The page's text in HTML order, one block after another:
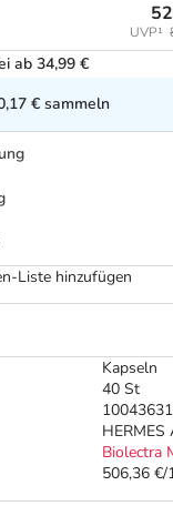
Kapseln
40 St
10043631
Biolectra
506,36 €/
UVP¹
ab 34,99 €
€ sammeln
Liste hinzufügen